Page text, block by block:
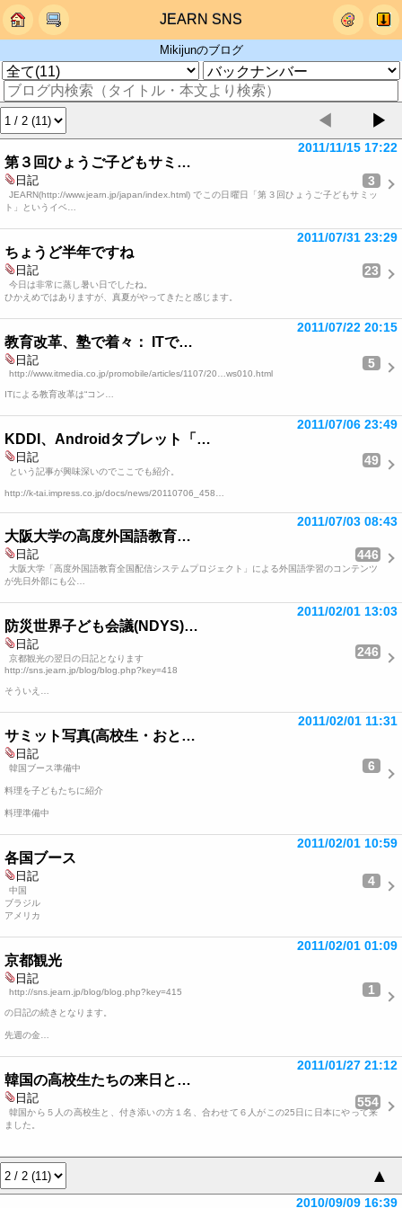
JEARN SNS
Mikijunのブログ
◀ ▶
第３回ひょうご子どもサミ…
2011/11/15 17:22
日記 3
JEARN(http://www.jearn.jp/japan/index.html) でこの日曜日「第３回ひょうご子どもサミッ
ト」というイベ…
ちょうど半年ですね
2011/07/31 23:29
日記 23
今日は非常に蒸し暑い日でしたね。
ひかえめではありますが、真夏がやってきたと感じます。
教育改革、塾で着々： ITで…
2011/07/22 20:15
日記 5
http://www.itmedia.co.jp/promobile/articles/1107/20…ws010.html
ITによる教育改革は“コン…
KDDI、Androidタブレット「…
2011/07/06 23:49
日記 49
という記事が興味深いのでここでも紹介。
http://k-tai.impress.co.jp/docs/news/20110706_458…
大阪大学の高度外国語教育…
2011/07/03 08:43
日記 446
大阪大学「高度外国語教育全国配信システムプロジェクト」による外国語学習のコンテンツ
が先日外部にも公…
防災世界子ども会議(NDYS)…
2011/02/01 13:03
日記
246
京都観光の翌日の日記となります
http://sns.jearn.jp/blog/blog.php?key=418
そういえ…
サミット写真(高校生・おと…
2011/02/01 11:31
日記
6
韓国ブース準備中
料理を子どもたちに紹介
料理準備中
各国ブース
2011/02/01 10:59
日記 4
中国
ブラジル
アメリカ
京都観光
2011/02/01 01:09
日記
1
http://sns.jearn.jp/blog/blog.php?key=415
の日記の続きとなります。
先週の金…
韓国の高校生たちの来日と…
2011/01/27 21:12
日記 554
韓国から５人の高校生と、付き添いの方１名、合わせて６人がこの25日に日本にやって来
ました。
▲
2010/09/09 16:39